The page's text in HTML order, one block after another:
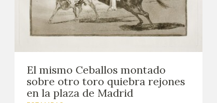
El mismo Ceballos montado
sobre otro toro quiebra rejones
en la plaza de Madrid